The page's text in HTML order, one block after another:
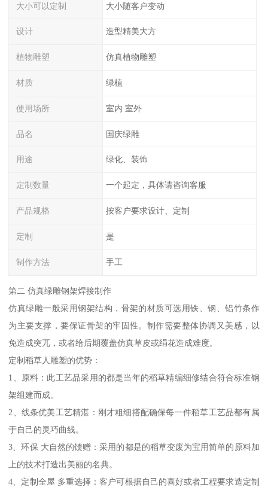
大小可以定制 大小随客户变动
设计 造型精美大方
植物雕塑 仿真植物雕塑
材质 绿植
使用场所 室内 室外
品名 国庆绿雕
用途 绿化、装饰
定制数量 一个起定，具体请咨询客服
产品规格 按客户要求设计、定制
定制 是
制作方法 手工
第二 仿真绿雕钢架焊接制作
仿真绿雕一般采用钢架结构，骨架的材质可选用铁、钢、铝竹条作
为主要支撑，要保证骨架的牢固性。制作需要整体协调又美感，以
免造成突兀，或者给后期覆盖仿真草皮或绢花造成难度。
定制稻草人雕塑的优势：
1、原料：此工艺品采用的都是当年的稻草精编细修结合符合标准钢
架组建而成。
2、线条优美工艺精湛：刚才粗细搭配确保每一件稻草工艺品都有属
于自己的灵巧曲线。
3、环保 大自然的馈赠：采用的都是的稻草变废为宝用简单的原料加
上的技术打造出美丽的名典。
4、定制全屋 多重选择：客户可根据自己的喜好或者工程要求造定制